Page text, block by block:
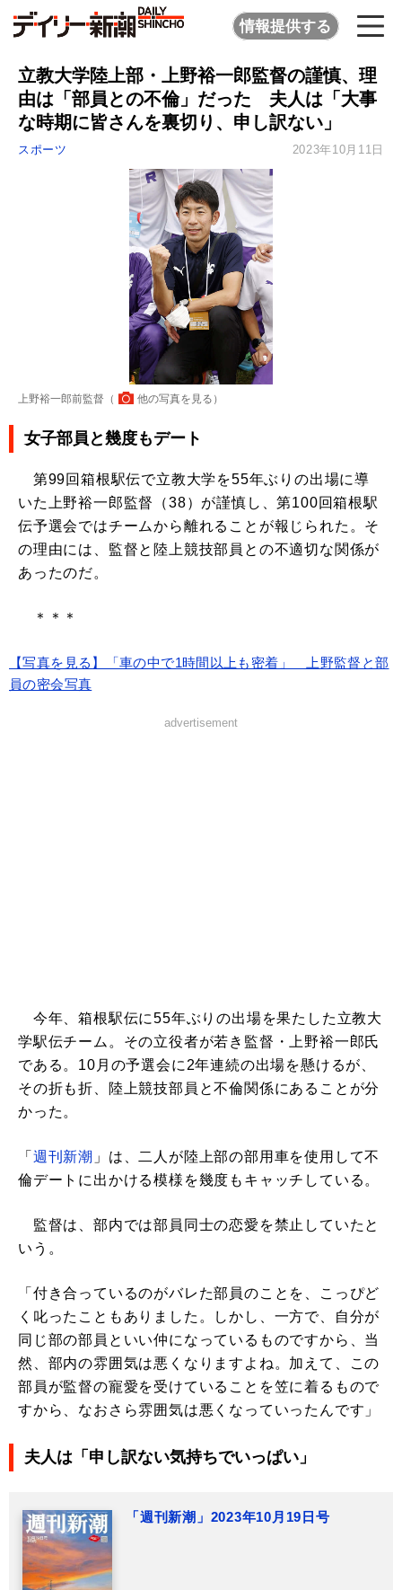
情報提供する
立教大学陸上部・上野裕一郎監督の謹慎、理
由は「部員との不倫」だった 夫人は「大事
な時期に皆さんを裏切り、申し訳ない」
スポーツ 2023年10月11日
上野裕一郎前監督（ 他の写真を見る ）
女子部員と幾度もデート
第99回箱根駅伝で立教大学を55年ぶりの出場に導
いた上野裕一郎監督（38）が謹慎し、第100回箱根駅
伝予選会ではチームから離れることが報じられた。そ
の理由には、監督と陸上競技部員との不適切な関係が
あったのだ。
＊＊＊
【写真を見る】「車の中で1時間以上も密着」 上野監督と部
員の密会写真
advertisement
今年、箱根駅伝に55年ぶりの出場を果たした立教大
学駅伝チーム。その立役者が若き監督・上野裕一郎氏
である。10月の予選会に2年連続の出場を懸けるが、
その折も折、陸上競技部員と不倫関係にあることが分
かった。
「 週刊新潮 」は、二人が陸上部の部用車を使用して不
倫デートに出かける模様を幾度もキャッチしている。
監督は、部内では部員同士の恋愛を禁止していたと
いう。
「付き合っているのがバレた部員のことを、こっぴど
く叱ったこともありました。しかし、一方で、自分が
同じ部の部員といい仲になっているものですから、当
然、部内の雰囲気は悪くなりますよね。加えて、この
部員が監督の寵愛を受けていることを笠に着るもので
すから、なおさら雰囲気は悪くなっていったんです」
夫人は「申し訳ない気持ちでいっぱい」
「週刊新潮」2023年10月19日号